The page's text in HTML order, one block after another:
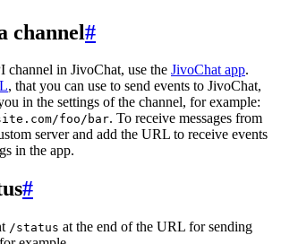
channel#
channel in JivoChat, use the JivoChat app.
, that you can use to send events to JivoChat,
in the settings of the channel, for example:
foo/bar. To receive messages from
server and add the URL to receive events
in the app.
#
/status at the end of the URL for sending